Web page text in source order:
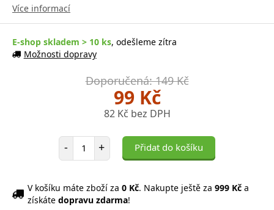
Více informací
E-shop skladem > 10 ks, odešleme zítra
Možnosti dopravy
Doporučená: 149 Kč
99 Kč
82 Kč bez DPH
- Počet položek
+ Přidat do košíku
V košíku máte zboží za 0 Kč. Nakupte ještě za 999 Kč a
získáte dopravu zdarma!